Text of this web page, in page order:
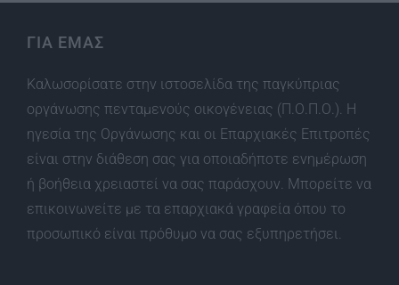
ΓΙΑ ΕΜΑΣ
Καλωσορίσατε στην ιστοσελίδα της παγκύπριας
οργάνωσης πενταμενούς οικογένειας (Π.Ο.Π.Ο.). Η
ηγεσία της Οργάνωσης και οι Επαρχιακές Επιτροπές
είναι στην διάθεση σας για οποιαδήποτε ενημέρωση
ή βοήθεια χρειαστεί να σας παράσχουν. Μπορείτε να
επικοινωνείτε με τα επαρχιακά γραφεία όπου το
προσωπικό είναι πρόθυμο να σας εξυπηρετήσει.